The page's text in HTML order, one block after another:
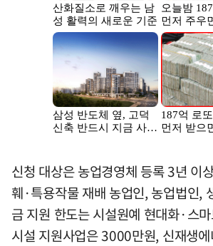
신청 대상은 농업경영체 등록 3년 이
훼·특용작물 재배 농업인, 농업법인,
금 지원 한도는 시설원예 현대화·스
시설 지원사업은 3000만원, 신재생